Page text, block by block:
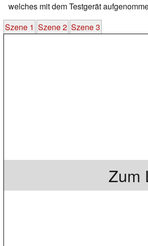
welches mit dem Testgerät
Szene 1 Szene 2 Szene 3
Zum